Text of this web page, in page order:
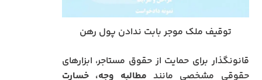
توقیف ملک موجر بابت ندادن پول رهن
قانونگذار برای حمایت از حقوق مستاجر، ابزارهای
حقوقی مشخصی مانند مطالبه وجه، خسارت